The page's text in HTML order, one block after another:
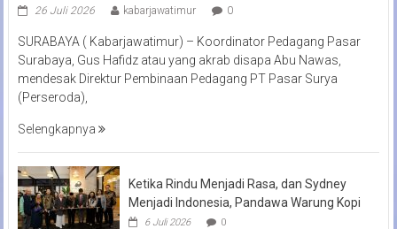
26 Juli 2026 kabarjawatimur 0
SURABAYA ( Kabarjawatimur) – Koordinator Pedagang Pasar
Surabaya, Gus Hafidz atau yang akrab disapa Abu Nawas,
mendesak Direktur Pembinaan Pedagang PT Pasar Surya
(Perseroda),
Selengkapnya
Ketika Rindu Menjadi Rasa, dan Sydney
Menjadi Indonesia, Pandawa Warung Kopi
6 Juli 2026 0